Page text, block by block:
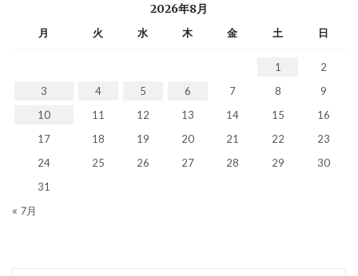
2026年8月
月 火 水 木 金 土 日
1
2
3
4 5 6 7 8
9
10
11 12 13 14 15
16
17
18 19 20 21 22
23
24
25 26 27 28 29
30
31
« 7月